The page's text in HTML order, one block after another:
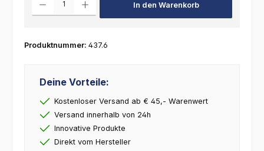
In den Warenkorb
Produktnummer: 437.6
Deine Vorteile:
Kostenloser Versand ab € 45,- Warenwert
Versand innerhalb von 24h
Innovative Produkte
Direkt vom Hersteller